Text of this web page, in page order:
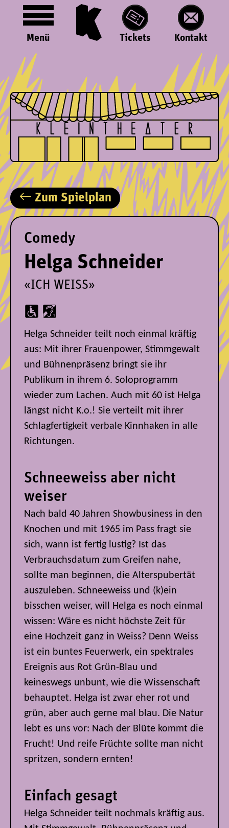
Menü Tickets Kontakt
Zum Spielplan
Comedy
Helga Schneider
«ICH WEISS»
Helga Schneider teilt noch einmal kräftig
aus: Mit ihrer Frauenpower, Stimmgewalt
und Bühnenpräsenz bringt sie ihr
Publikum in ihrem 6. Soloprogramm
wieder zum Lachen. Auch mit 60 ist Helga
längst nicht K.o.! Sie verteilt mit ihrer
Schlagfertigkeit verbale Kinnhaken in alle
Richtungen.
Schneeweiss aber nicht
weiser
Nach bald 40 Jahren Showbusiness in den
Knochen und mit 1965 im Pass fragt sie
sich, wann ist fertig lustig? Ist das
Verbrauchsdatum zum Greifen nahe,
sollte man beginnen, die Alterspubertät
auszuleben. Schneeweiss und (k)ein
bisschen weiser, will Helga es noch einmal
wissen: Wäre es nicht höchste Zeit für
eine Hochzeit ganz in Weiss? Denn Weiss
ist ein buntes Feuerwerk, ein spektrales
Ereignis aus Rot Grün-Blau und
keineswegs unbunt, wie die Wissenschaft
behauptet. Helga ist zwar eher rot und
grün, aber auch gerne mal blau. Die Natur
lebt es uns vor: Nach der Blüte kommt die
Frucht! Und reife Früchte sollte man nicht
spritzen, sondern ernten!
Einfach gesagt
Helga Schneider teilt nochmals kräftig aus.